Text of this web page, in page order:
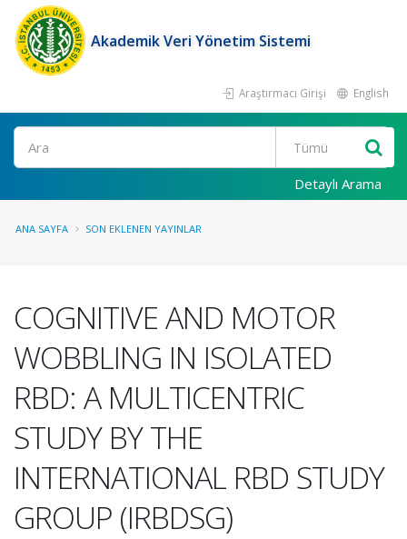
Akademik Veri Yönetim Sistemi
Araştırmacı Girişi English
Ara
Detaylı Arama
ANA SAYFA SON EKLENEN YAYINLAR
COGNITIVE AND MOTOR
WOBBLING IN ISOLATED
RBD: A MULTICENTRIC
STUDY BY THE
INTERNATIONAL RBD STUDY
GROUP (IRBDSG)